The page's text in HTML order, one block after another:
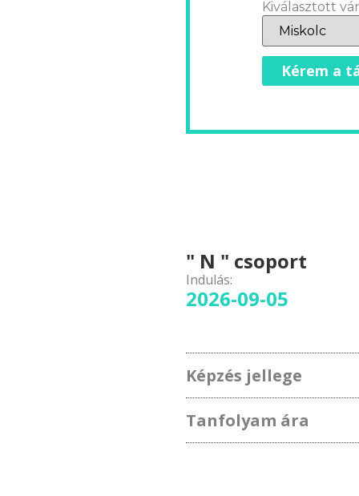
Kiválasztott
Kérem a
" N " csoport
Indulás:
2026-09-05
Képzés jellege
Tanfolyam ára